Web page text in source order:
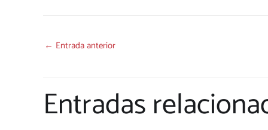
← Entrada anterior
Entradas